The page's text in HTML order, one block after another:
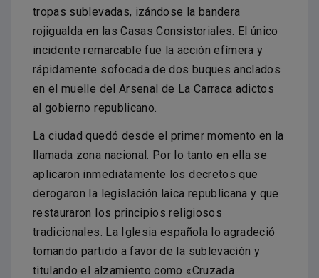
tropas sublevadas, izándose la bandera
rojigualda en las Casas Consistoriales. El único
incidente remarcable fue la acción efímera y
rápidamente sofocada de dos buques anclados
en el muelle del Arsenal de La Carraca adictos
al gobierno republicano.
La ciudad quedó desde el primer momento en la
llamada zona nacional. Por lo tanto en ella se
aplicaron inmediatamente los decretos que
derogaron la legislación laica republicana y que
restauraron los principios religiosos
tradicionales. La Iglesia española lo agradeció
tomando partido a favor de la sublevación y
titulando el alzamiento como «Cruzada